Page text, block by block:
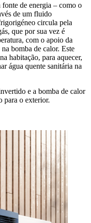
de energia – como o
de um fluido
circula pela
que por sua vez é
com o apoio da
bomba de calor. Este
habitação, para aquecer,
água quente sanitária na
e a bomba de calor
para o exterior.